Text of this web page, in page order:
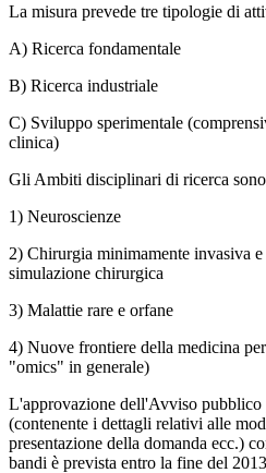
La misura prevede tre tipologie di
A) Ricerca fondamentale
B) Ricerca industriale
C) Sviluppo sperimentale
clinica)
Gli Ambiti disciplinari di ricerca
1) Neuroscienze
2) Chirurgia minimamente invasiva
simulazione chirurgica
3) Malattie rare e orfane
4) Nuove frontiere della medicina
"omics" in generale)
L'approvazione dell'Avviso pubblico
(contenente i dettagli relativi alle
presentazione della domanda ecc.)
bandi è prevista entro la fine del